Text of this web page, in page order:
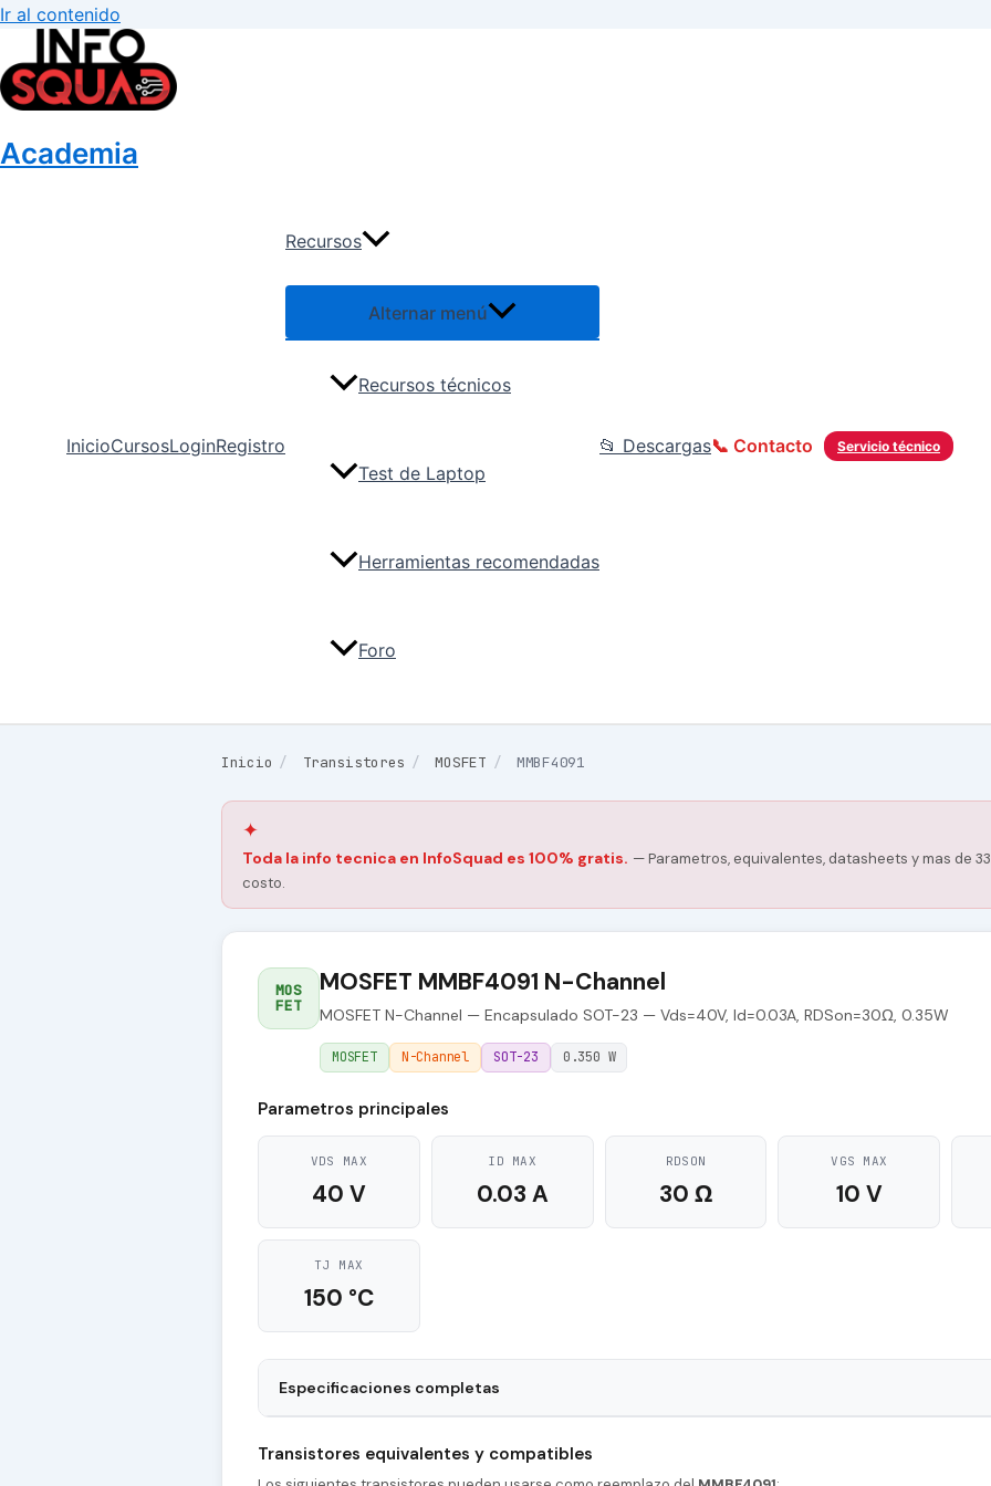
Ir al contenido
Academia
InicioCursosLoginRegistro
Recursos
Alternar menú
Recursos técnicos
Test de Laptop
Herramientas recomendadas
Foro
📂 Descargas Servicio técnico
📞 Contacto
Inicio / Transistores / MOSFET / MMBF4091
✦
Toda la info tecnica en InfoSquad es 100% gratis. — Parametros, equivalentes, datasheets y mas de
costo.
MOS
FET
MOSFET MMBF4091 N-Channel
MOSFET N-Channel — Encapsulado SOT-23 — Vds=40V, Id=0.03A, RDSon=30Ω, 0.35W
MOSFET N-Channel SOT-23 0.350 W
Parametros principales
VDS MAX
40 V
ID MAX
0.03 A
RDSON
30 Ω
VGS MAX
10 V
TJ MAX
150 °C
Especificaciones completas
Transistores equivalentes y compatibles